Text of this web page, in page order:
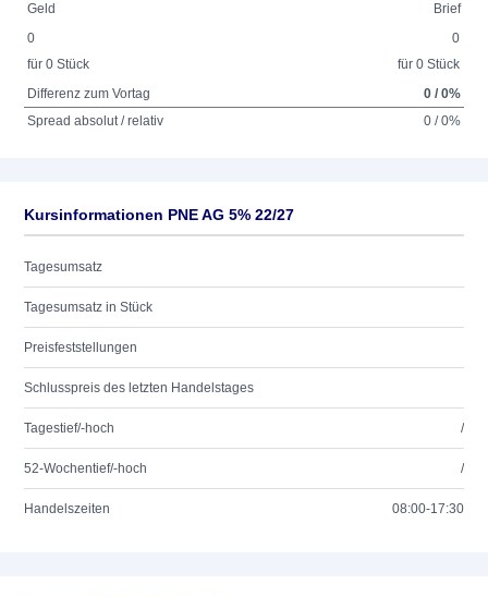
Geld
Brief
0
für 0 Stück
0
für 0 Stück
Differenz zum Vortag
0 / 0%
Spread absolut / relativ
0 / 0%
Kursinformationen PNE AG 5% 22/27
Tagesumsatz
Tagesumsatz in Stück
Preisfeststellungen
Schlusspreis des letzten Handelstages
Tagestief/-hoch /
52-Wochentief/-hoch /
Handelszeiten 08:00-17:30